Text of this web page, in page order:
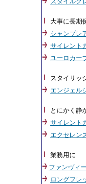
大事に長期
シャンブレ
サイレント
ユーロカー
スタイリッ
エンジェル
とにかく静
サイレント
エクセレン
業務用に
ファンヴィ
ロングフレ